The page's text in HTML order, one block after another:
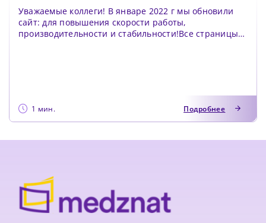
Уважаемые коллеги! В январе 2022 г мы обновили
сайт: для повышения скорости работы,
производительности и стабильности!Все страницы
1 мин. Подробнее